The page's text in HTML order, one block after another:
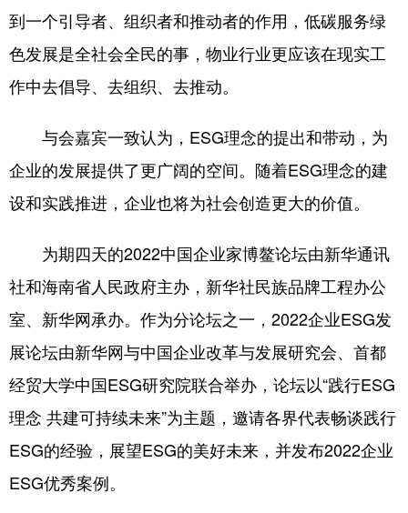
到一个引导者、组织者和推动者的作用，低碳服务绿
色发展是全社会全民的事，物业行业更应该在现实工
作中去倡导、去组织、去推动。
与会嘉宾一致认为，ESG理念的提出和带动，为
企业的发展提供了更广阔的空间。随着ESG理念的建
设和实践推进，企业也将为社会创造更大的价值。
为期四天的2022中国企业家博鳌论坛由新华通讯
社和海南省人民政府主办，新华社民族品牌工程办公
室、新华网承办。作为分论坛之一，2022企业ESG发
展论坛由新华网与中国企业改革与发展研究会、首都
经贸大学中国ESG研究院联合举办，论坛以“践行ESG
理念 共建可持续未来”为主题，邀请各界代表畅谈践行
ESG的经验，展望ESG的美好未来，并发布2022企业
ESG优秀案例。